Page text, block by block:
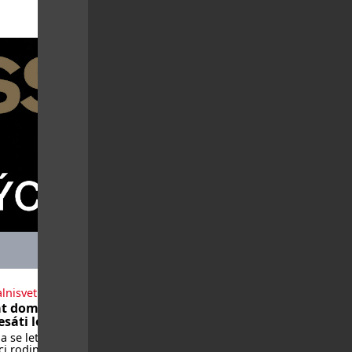
domů po
letech
se letos vrátí